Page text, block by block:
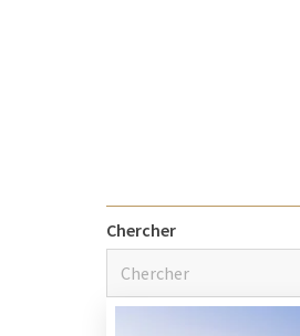
Chercher